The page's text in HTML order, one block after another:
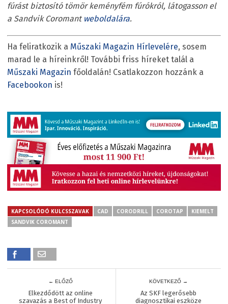
fúrást biztosító tömör keményfém fúrókról, látogasson el
a Sandvik Coromant weboldalára.
Ha feliratkozik a Műszaki Magazin Hírlevelére, sosem
marad le a híreinkről! További friss híreket talál a
Műszaki Magazin főoldalán! Csatlakozzon hozzánk a
Facebookon is!
KAPCSOLÓDÓ KULCSSZAVAK CAD CORODRILL COROTAP
KIEMELT
SANDVIK COROMANT
← ELŐZŐ
Elkezdődött az online
szavazás a Best of Industry
KÖVETKEZŐ →
Az SKF legerősebb
diagnosztikai eszköze